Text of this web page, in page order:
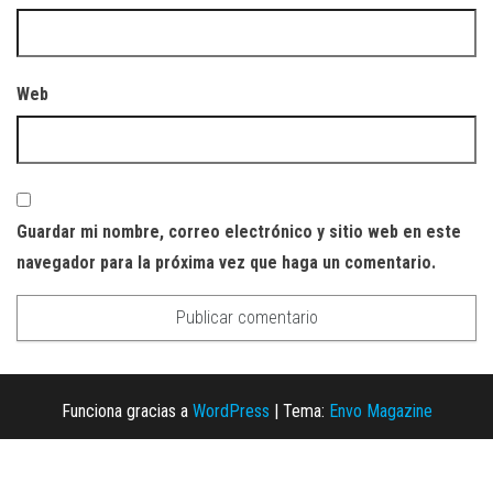
Web
Guardar mi nombre, correo electrónico y sitio web en este
navegador para la próxima vez que haga un comentario.
Funciona gracias a WordPress Tema: Envo Magazine